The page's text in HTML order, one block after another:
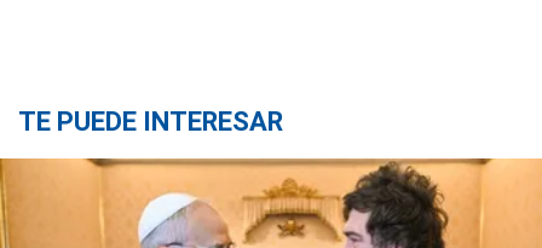
TE PUEDE INTERESAR